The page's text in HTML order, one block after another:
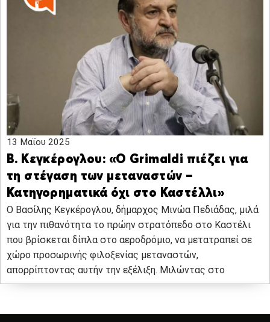
13 Μαΐου 2025
Β. Κεγκέρογλου: «Ο Grimaldi πιέζει για
τη στέγαση των μεταναστών –
Κατηγορηματικά όχι στο Καστέλλι»
Ο Βασίλης Κεγκέρογλου, δήμαρχος Μινώα Πεδιάδας, μιλά
για την πιθανότητα το πρώην στρατόπεδο στο Καστέλι
που βρίσκεται δίπλα στο αεροδρόμιο, να μετατραπεί σε
χώρο προσωρινής φιλοξενίας μεταναστών,
απορρίπτοντας αυτήν την εξέλιξη. Μιλώντας στο